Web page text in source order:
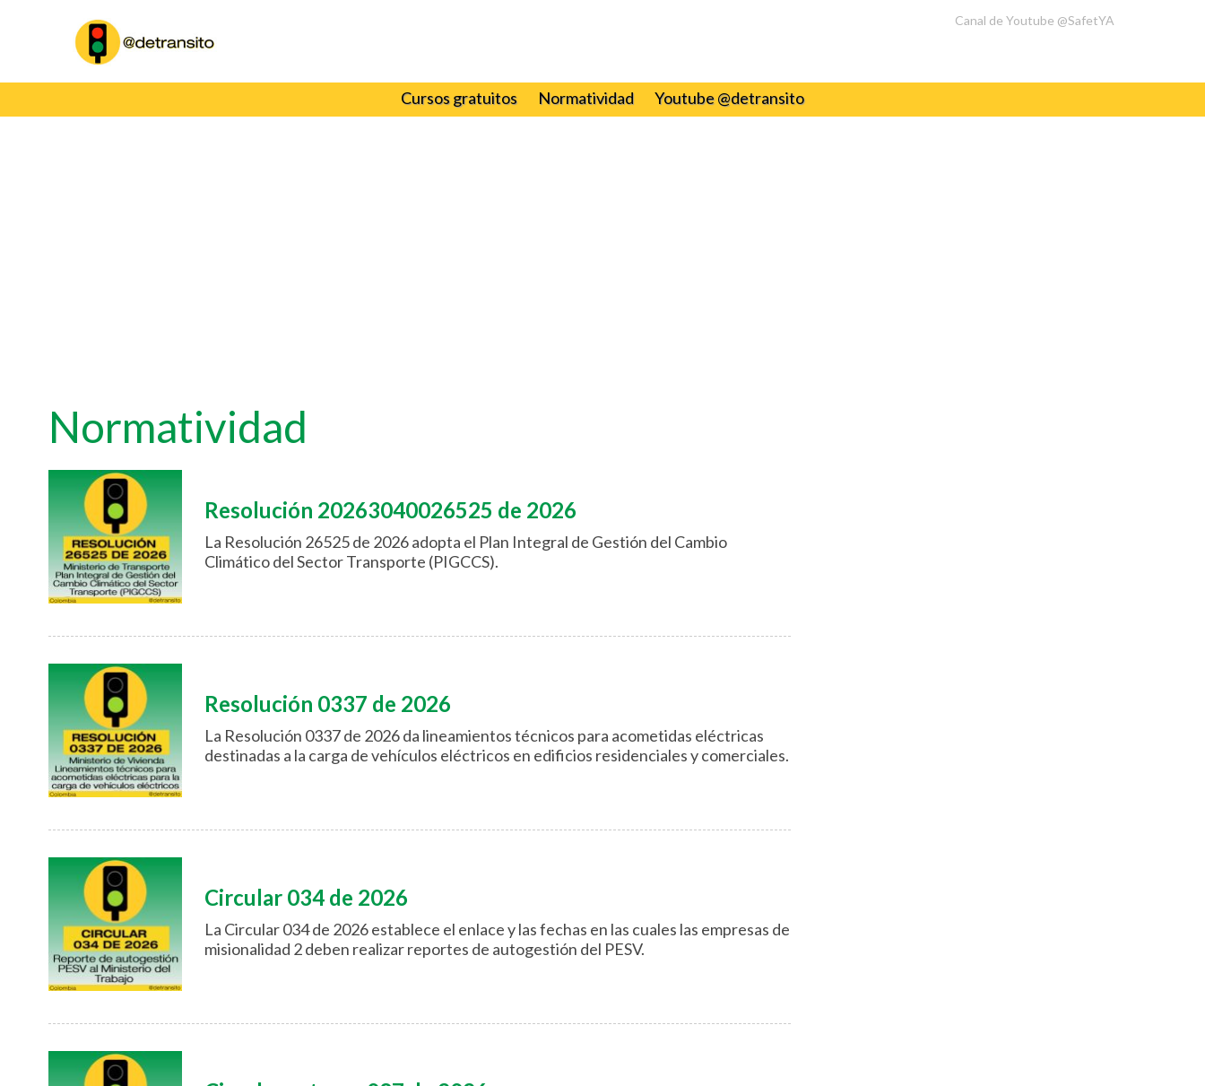
Canal de Youtube @SafetYA
Cursos gratuitos Normatividad Youtube @detransito
Normatividad
Resolución 20263040026525 de 2026
La Resolución 26525 de 2026 adopta el Plan Integral de Gestión del Cambio
Climático del Sector Transporte (PIGCCS).
Resolución 0337 de 2026
La Resolución 0337 de 2026 da lineamientos técnicos para acometidas eléctricas
destinadas a la carga de vehículos eléctricos en edificios residenciales y comerciales.
Circular 034 de 2026
La Circular 034 de 2026 establece el enlace y las fechas en las cuales las empresas de
misionalidad 2 deben realizar reportes de autogestión del PESV.